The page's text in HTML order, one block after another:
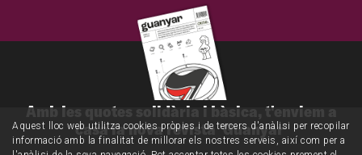
Amb les quotes solidària i bàsica, t'enviem a
casa la nova revista 'Guanyar'
Aquest lloc web utilitza cookies pròpies i de tercers d'anàlisi per recopilar
informació amb la finalitat de millorar els nostres serveis, així com per a